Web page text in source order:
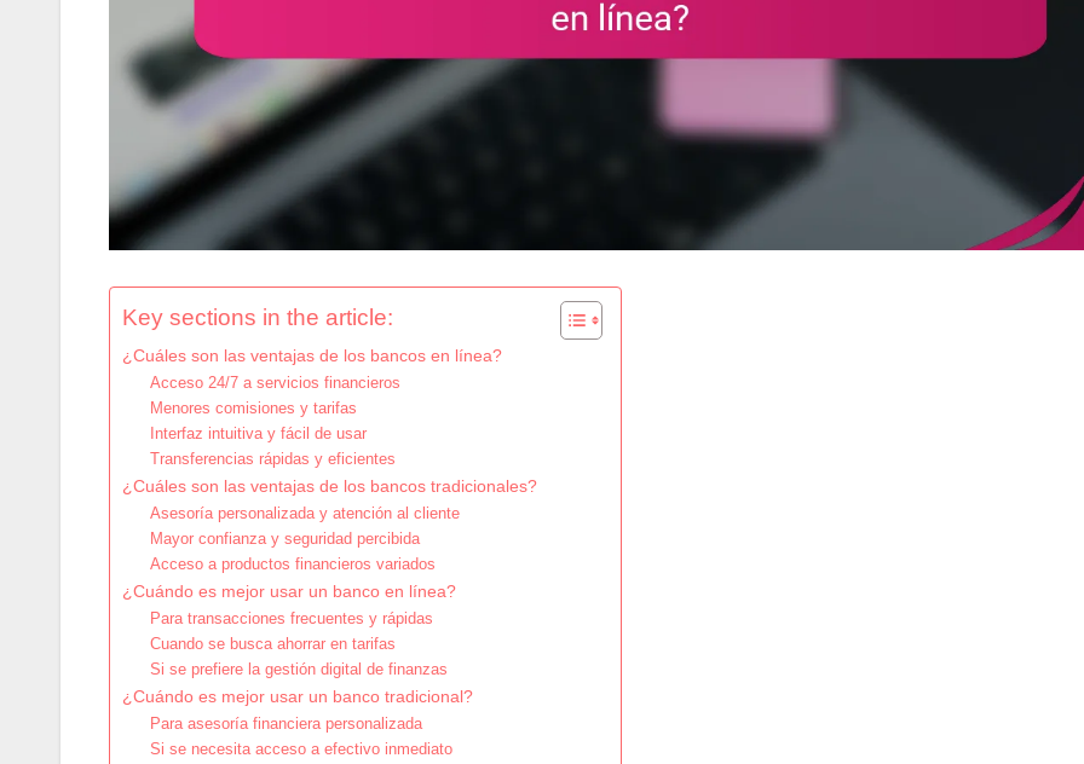
Key sections in the article:
¿Cuáles son las ventajas de los bancos en línea?
Acceso 24/7 a servicios financieros
Menores comisiones y tarifas
Interfaz intuitiva y fácil de usar
Transferencias rápidas y eficientes
¿Cuáles son las ventajas de los bancos tradicionales?
Asesoría personalizada y atención al cliente
Mayor confianza y seguridad percibida
Acceso a productos financieros variados
¿Cuándo es mejor usar un banco en línea?
Para transacciones frecuentes y rápidas
Cuando se busca ahorrar en tarifas
Si se prefiere la gestión digital de finanzas
¿Cuándo es mejor usar un banco tradicional?
Para asesoría financiera personalizada
Si se necesita acceso a efectivo inmediato